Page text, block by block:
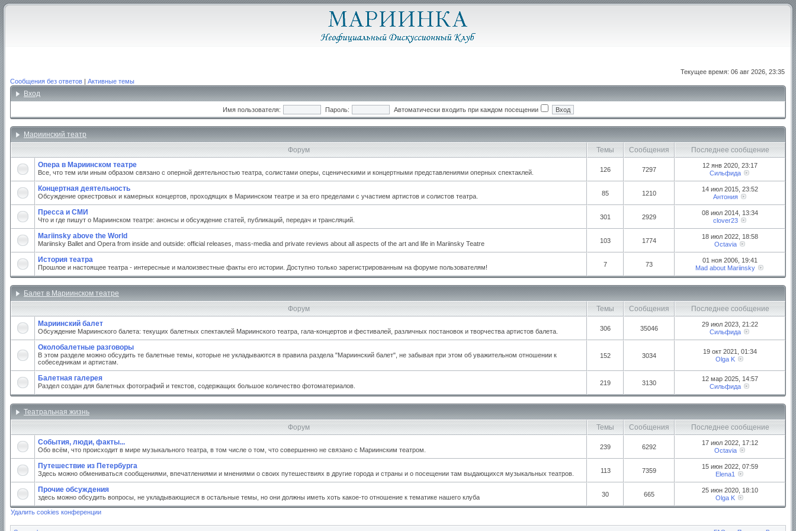
Текущее время: 06 авг 2026, 23:35
Сообщения без ответов | Активные темы
Вход
Имя пользователя: Пароль: Автоматически входить при каждом посещении
Мариинский театр
Форум
Темы Сообщения
Последнее сообщение
Опера в Мариинском театре
Все, что тем или иным образом связано с оперной деятельностью театра, солистами оперы, сценическими и концертными представлениями оперных спектаклей. 126 7297
12 янв 2020, 23:17
Сильфида
Концертная деятельность
Обсуждение оркестровых и камерных концертов, проходящих в Мариинском театре и за его пределами с участием артистов и солистов театра. 85 1210
14 июл 2015, 23:52
Антония
Пресса и СМИ
Что и где пишут о Мариинском театре: анонсы и обсуждение статей, публикаций, передач и трансляций. 301 2929
08 июл 2014, 13:34
clover23
Mariinsky above the World
Mariinsky Ballet and Opera from inside and outside: official releases, mass-media and private reviews about all aspects of the art and life in Mariinsky Teatre 103 1774
18 июл 2022, 18:58
Octavia
История театра
Прошлое и настоящее театра - интересные и малоизвестные факты его истории. Доступно только зарегистрированным на форуме пользователям! 7 73
01 ноя 2006, 19:41
Mad about Mariinsky
Балет в Мариинском театре
Форум
Темы Сообщения
Последнее сообщение
Мариинский балет
Обсуждение Мариинского балета: текущих балетных спектаклей Мариинского театра, гала-концертов и фестивалей, различных постановок и творчества артистов балета. 306 35046
29 июл 2023, 21:22
Сильфида
Околобалетные разговоры
В этом разделе можно обсудить те балетные темы, которые не укладываются в правила раздела "Мариинский балет", не забывая при этом об уважительном отношении к
собеседникам и артистам.
152 3034
19 окт 2021, 01:34
Olga K
Балетная галерея
Раздел создан для балетных фотографий и текстов, содержащих большое количество фотоматериалов. 219 3130
12 мар 2025, 14:57
Сильфида
Театральная жизнь
Форум
Темы Сообщения
Последнее сообщение
События, люди, факты...
Обо всём, что происходит в мире музыкального театра, в том числе о том, что совершенно не связано с Мариинским театром. 239 6292
17 июл 2022, 17:12
Octavia
Путешествие из Петербурга
Здесь можно обмениваться сообщениями, впечатлениями и мнениями о своих путешествиях в другие города и страны и о посещении там выдающихся музыкальных театров. 113 7359
15 июн 2022, 07:59
Elena1
Прочие обсуждения
здесь можно обсудить вопросы, не укладывающиеся в остальные темы, но они должны иметь хоть какое-то отношение к тематике нашего клуба 30 665
25 июн 2020, 18:10
Olga K
Удалить cookies конференции